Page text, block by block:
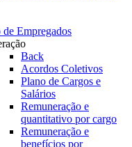
de Empregados
Back
Acordos Coletivos
Plano de Cargos e
Salários
Remuneração e
quantitativo por cargo
Remuneração e
benefícios por